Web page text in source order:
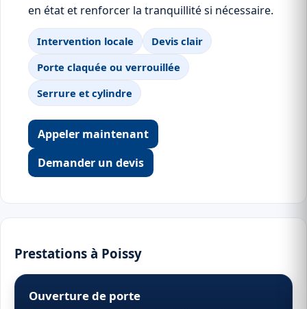
en état et renforcer la tranquillité si nécessaire.
Intervention locale
Devis clair
Porte claquée ou verrouillée
Serrure et cylindre
Appeler maintenant
Demander un devis
Prestations à Poissy
Ouverture de porte